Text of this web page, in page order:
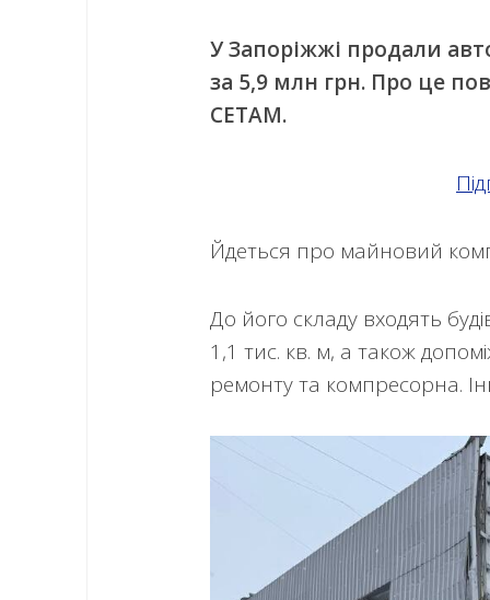
У Запоріжжі продали
за 5,9 млн грн. Про це
СЕТАМ.
Йдеться про майновий
До його складу входять
1,1 тис. кв. м, а також
ремонту та компресорна.